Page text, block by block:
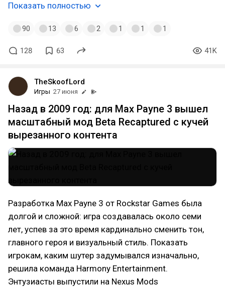
Показать полностью
90 13 6 2 1 1 1
128 63 41K
TheSkoofLord
Игры 27 июня
Назад в 2009 год: для Max Payne 3 вышел
масштабный мод Beta Recaptured с кучей
вырезанного контента
Разработка Max Payne 3 от Rockstar Games была
долгой и сложной: игра создавалась около семи
лет, успев за это время кардинально сменить тон,
главного героя и визуальный стиль. Показать
игрокам, каким шутер задумывался изначально,
решила команда Harmony Entertainment.
Энтузиасты выпустили на Nexus Mods